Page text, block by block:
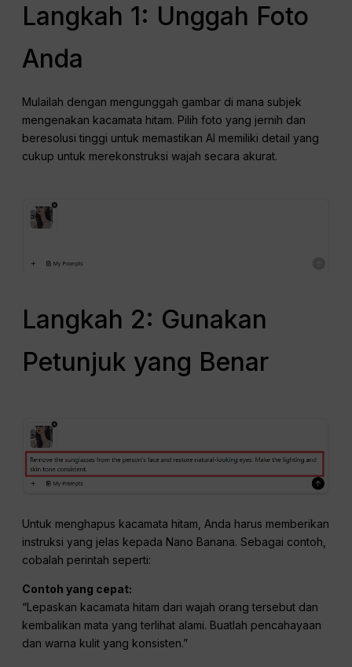
Langkah 1: Unggah Foto
Anda
Mulailah dengan mengunggah gambar di mana subjek
mengenakan kacamata hitam. Pilih foto yang jernih dan
beresolusi tinggi untuk memastikan AI memiliki detail yang
cukup untuk merekonstruksi wajah secara akurat.
Langkah 2: Gunakan
Petunjuk yang Benar
Untuk menghapus kacamata hitam, Anda harus memberikan
instruksi yang jelas kepada Nano Banana. Sebagai contoh,
cobalah perintah seperti:
Contoh yang cepat:
“Lepaskan kacamata hitam dari wajah orang tersebut dan
kembalikan mata yang terlihat alami. Buatlah pencahayaan
dan warna kulit yang konsisten.”